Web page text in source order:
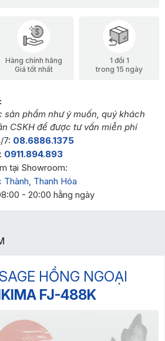
Hàng chính hãng
Giá tốt nhất
1 đổi 1
trong 15 ngày
phẩm như ý muốn, quý khách
CSKH để được tư vấn miễn phí
7: 08.6886.1375
0911.894.893
tại Showroom:
Thanh Hóa
- 20:00 hằng ngày
HỒNG NGOẠI
FJ-488K